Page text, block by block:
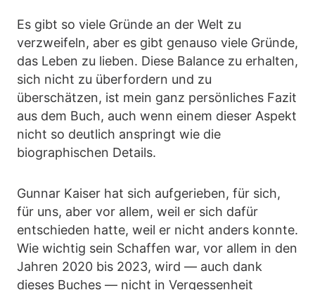
Es gibt so viele Gründe an der Welt zu
verzweifeln, aber es gibt genauso viele Gründe,
das Leben zu lieben. Diese Balance zu erhalten,
sich nicht zu überfordern und zu
überschätzen, ist mein ganz persönliches Fazit
aus dem Buch, auch wenn einem dieser Aspekt
nicht so deutlich anspringt wie die
biographischen Details.
Gunnar Kaiser hat sich aufgerieben, für sich,
für uns, aber vor allem, weil er sich dafür
entschieden hatte, weil er nicht anders konnte.
Wie wichtig sein Schaffen war, vor allem in den
Jahren 2020 bis 2023, wird — auch dank
dieses Buches — nicht in Vergessenheit